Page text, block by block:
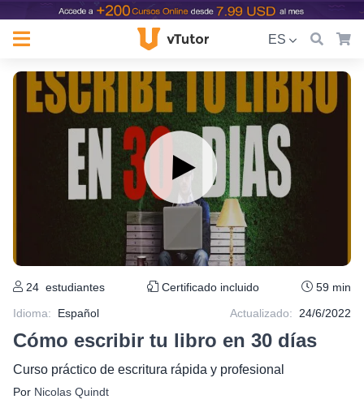
ES
24 estudiantes Certificado incluido
59 min
Idioma: Español Actualizado: 24/6/2022
Cómo escribir tu libro en 30 días
Curso práctico de escritura rápida y profesional
Por Nicolas Quindt